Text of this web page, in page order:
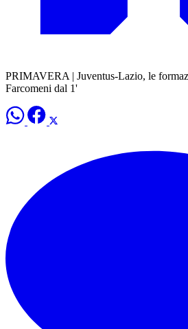
PRIMAVERA | Juventus-Lazio, le
Farcomeni dal 1'